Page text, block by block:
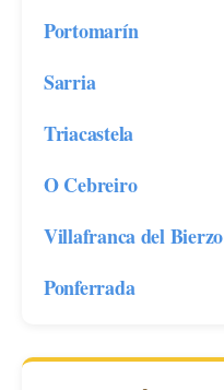
Portomarín
Sarria
Triacastela
O Cebreiro
Villafranca del Bierzo
Ponferrada